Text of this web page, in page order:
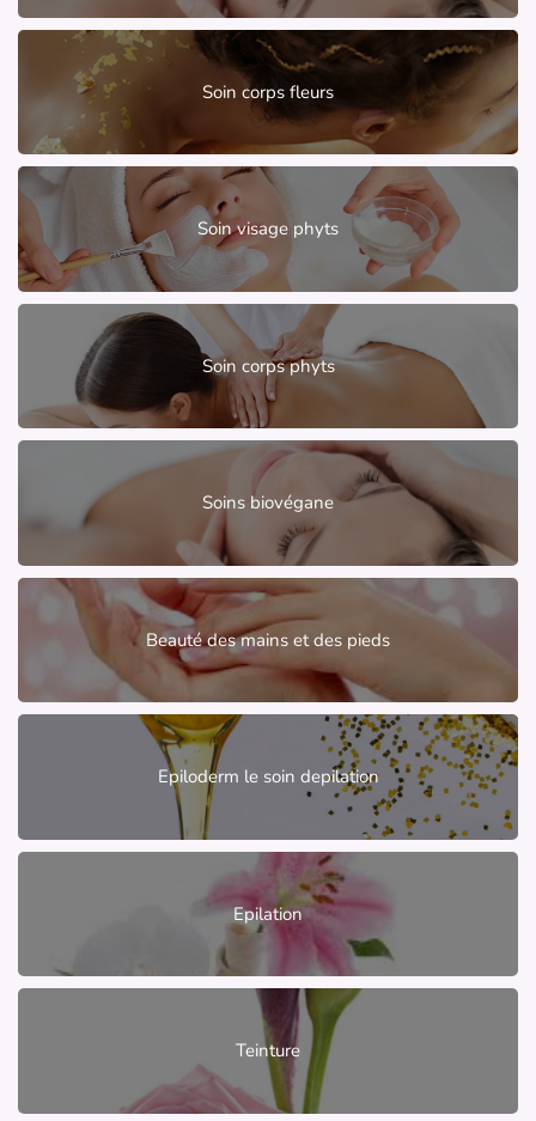
Soin corps fleurs
Soin visage phyts
Soin corps phyts
Soins biovégane
Beauté des mains et des pieds
Epiloderm le soin depilation
Epilation
Teinture